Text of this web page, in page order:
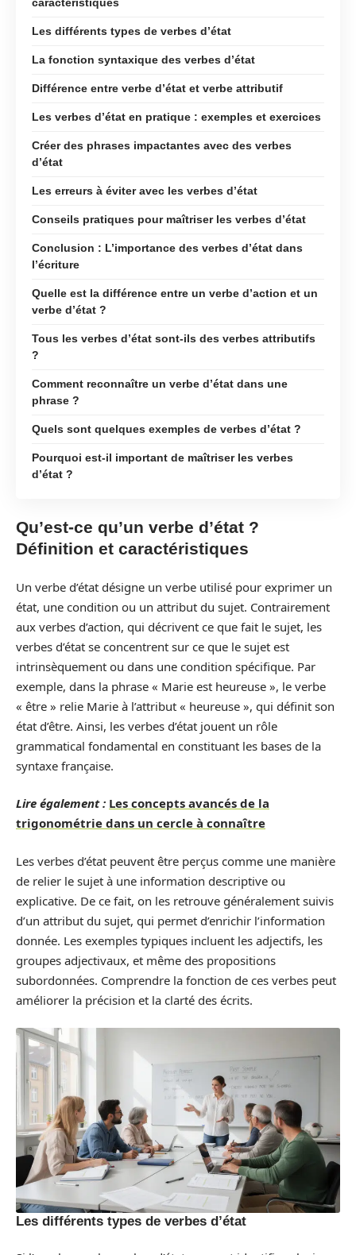
Les différents types de verbes d’état
La fonction syntaxique des verbes d’état
Différence entre verbe d’état et verbe attributif
Les verbes d’état en pratique : exemples et exercices
Créer des phrases impactantes avec des verbes
d’état
Les erreurs à éviter avec les verbes d’état
Conseils pratiques pour maîtriser les verbes d’état
Conclusion : L’importance des verbes d’état dans
l’écriture
Quelle est la différence entre un verbe d’action et un
verbe d’état ?
Tous les verbes d’état sont-ils des verbes attributifs
?
Comment reconnaître un verbe d’état dans une
phrase ?
Quels sont quelques exemples de verbes d’état ?
Pourquoi est-il important de maîtriser les verbes
d’état ?
Qu’est-ce qu’un verbe d’état ?
Définition et caractéristiques
Un verbe d’état désigne un verbe utilisé pour exprimer un
état, une condition ou un attribut du sujet. Contrairement
aux verbes d’action, qui décrivent ce que fait le sujet, les
verbes d’état se concentrent sur ce que le sujet est
intrinsèquement ou dans une condition spécifique. Par
exemple, dans la phrase « Marie est heureuse », le verbe
« être » relie Marie à l’attribut « heureuse », qui définit son
état d’être. Ainsi, les verbes d’état jouent un rôle
grammatical fondamental en constituant les bases de la
syntaxe française.
Lire également : Les concepts avancés de la
trigonométrie dans un cercle à connaître
Les verbes d’état peuvent être perçus comme une manière
de relier le sujet à une information descriptive ou
explicative. De ce fait, on les retrouve généralement suivis
d’un attribut du sujet, qui permet d’enrichir l’information
donnée. Les exemples typiques incluent les adjectifs, les
groupes adjectivaux, et même des propositions
subordonnées. Comprendre la fonction de ces verbes peut
améliorer la précision et la clarté des écrits.
Les différents types de verbes d’état